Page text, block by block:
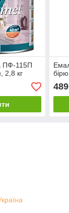
ПФ-115П
2,8 кг
489